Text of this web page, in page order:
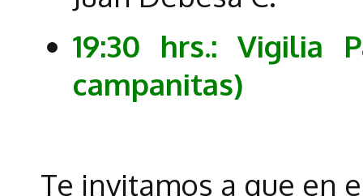
19:30 hrs.: Vigilia
campanitas)
Te invitamos a que en